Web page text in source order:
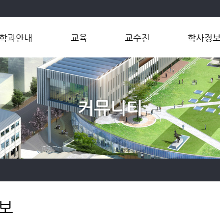
과안내
학과소개
과장인사말
연혁
오시는길
교육
학부
대학원
교수진
교수
연구실
학사정
학부
연계전공
마이크로전
공학인증제
대학원
커뮤니티